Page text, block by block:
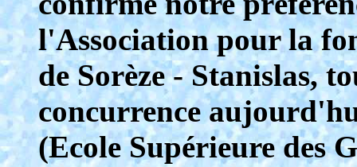
l'Association pour la
de Sorèze - Stanislas,
concurrence
(Ecole Supérieure des